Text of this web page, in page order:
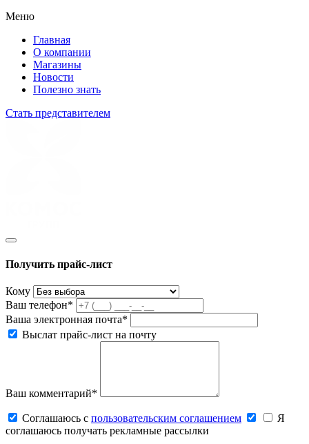
Меню
Главная
О компании
Магазины
Новости
Полезно знать
Стать представителем
Получить прайс-лист
Кому
Ваш телефон*
Ваша электронная почта*
Выслат прайс-лист на почту
Ваш комментарий*
Соглашаюсь c пользовательским соглашением
Я
соглашаюсь получать рекламные рассылки